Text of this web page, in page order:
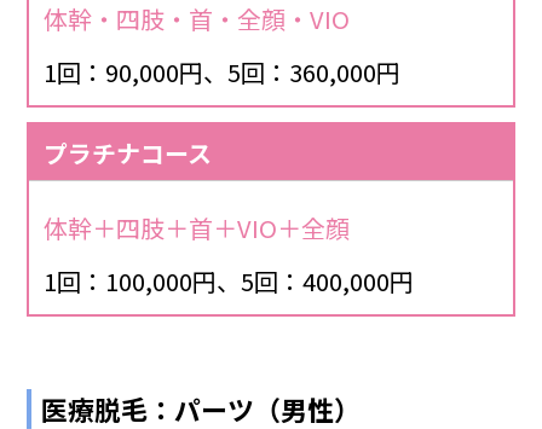
体幹・四肢・首・全顔・VIO
1回：90,000円、5回：360,000円
プラチナコース
体幹＋四肢＋首＋VIO＋全顔
1回：100,000円、5回：400,000円
医療脱毛：パーツ（男性）